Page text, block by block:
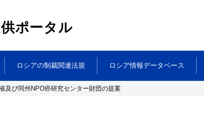
ポータル
ロシアの制裁関連法規 ロシア情報データベース
及び同州NPO癌研究センター財団の提案